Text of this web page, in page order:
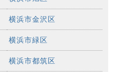
横浜市金沢区
横浜市緑区
横浜市都筑区